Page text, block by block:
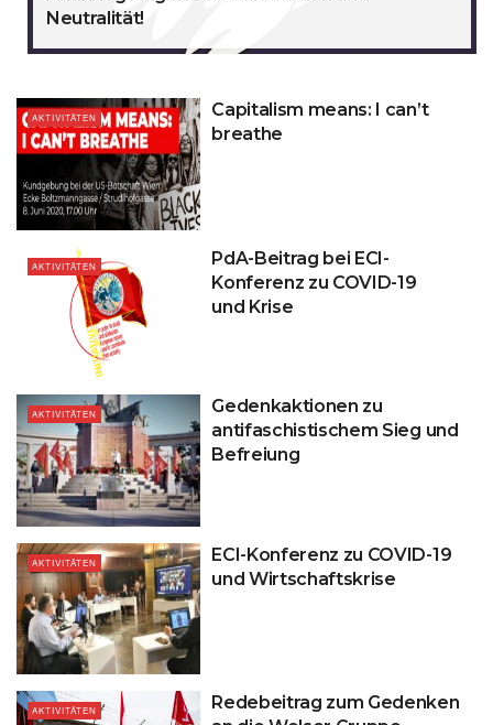
Neutralität!
AKTIVITÄTEN
Capitalism means: I can’t
breathe
AKTIVITÄTEN
PdA-Beitrag bei ECI-
Konferenz zu COVID-19
und Krise
AKTIVITÄTEN
Gedenkaktionen zu
antifaschistischem Sieg und
Befreiung
AKTIVITÄTEN
ECI-Konferenz zu COVID-19
und Wirtschaftskrise
AKTIVITÄTEN
Redebeitrag zum Gedenken